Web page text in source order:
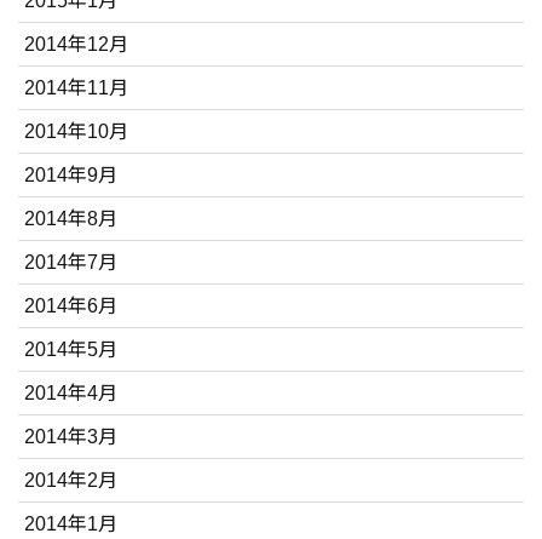
2014年12月
2014年11月
2014年10月
2014年9月
2014年8月
2014年7月
2014年6月
2014年5月
2014年4月
2014年3月
2014年2月
2014年1月